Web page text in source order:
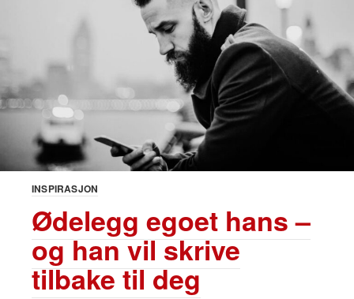
INSPIRASJON
Ødelegg egoet hans –
og han vil skrive
tilbake til deg